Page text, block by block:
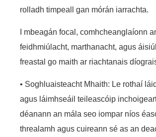
rolladh timpeall gan mórán iarrachta.
I mbeagán focal, comhcheanglaíonn
feidhmiúlacht, marthanacht, agus
freastal go maith ar riachtanais
• Soghluaisteacht Mhaith: Le rothaí
agus láimhseáil teileascóip
déanann an mála seo iompar níos
threalamh agus cuireann sé as an